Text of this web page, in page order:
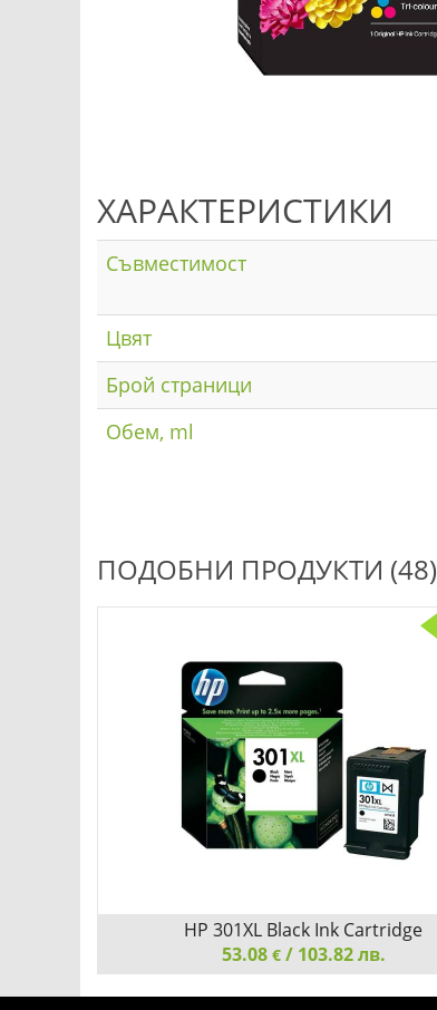
ХАРАКТЕРИСТИКИ
Съвместимост
Цвят
Брой страници
Обем, ml
ПОДОБНИ ПРОДУКТИ (48)
HP 301XL Black Ink Cartridge
53.08 €/ 103.82 лв.